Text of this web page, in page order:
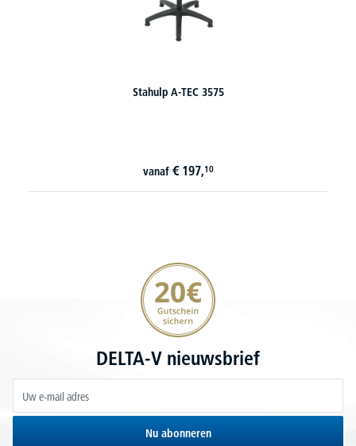
Stahulp Tourino 40
vanaf€ 124,20
20€ korting verzekeren
DELTA-V nieuwsbrief
Nu abonneren